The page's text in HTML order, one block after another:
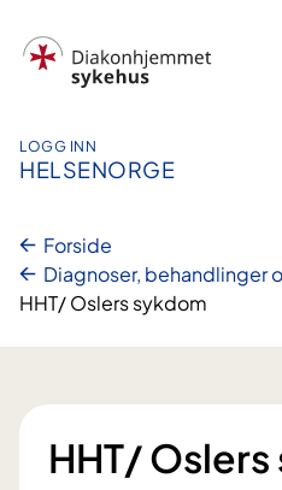
innhold
LOGG INN
HELSENORGE
Forside
Diagnoser, behandlinger
HHT/ Oslers sykdom
HHT/